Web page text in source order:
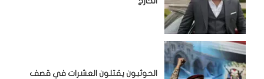
الحوثيون يقتلون العشرات في قصف